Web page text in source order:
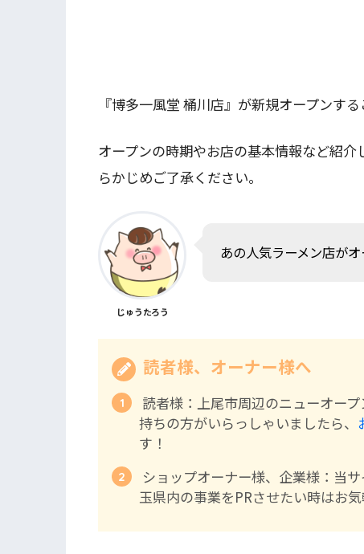
『博多一風堂 桶川店』が新規オープンす
オープンの時期やお店の基本情報など紹
らかじめご了承ください。
じゅうたろう
あの人気ラーメン店が
読者様、オーナー様へ
読者様：上尾市周辺のニューオー
持ちの方がいらっしゃいましたら、
す！
ショップオーナー様、企業様：当
玉県内の事業をPRさせたい時はお気